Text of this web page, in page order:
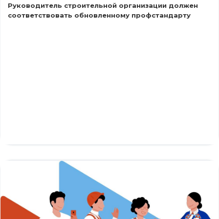
Руководитель строительной организации должен
соответствовать обновленному профстандарту